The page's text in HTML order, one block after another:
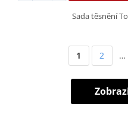
Sada těsnění
1 2 …